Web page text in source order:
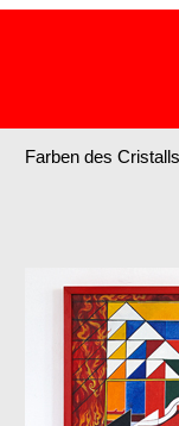
Farben des